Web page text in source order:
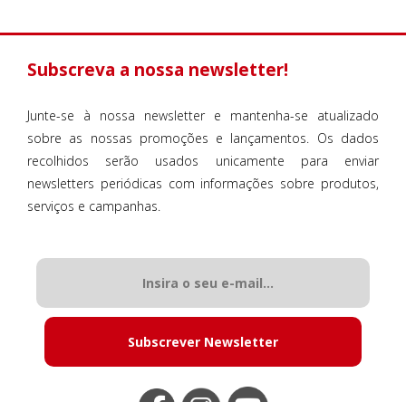
Subscreva a nossa newsletter!
Junte-se à nossa newsletter e mantenha-se atualizado
sobre as nossas promoções e lançamentos. Os dados
recolhidos serão usados unicamente para enviar
newsletters periódicas com informações sobre produtos,
serviços e campanhas.
Subscrever Newsletter